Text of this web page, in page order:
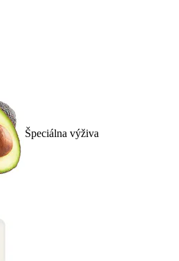
Špeciálna výživa